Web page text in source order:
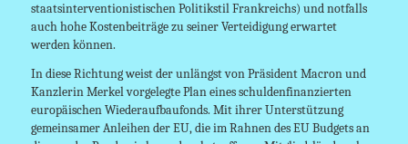
staatsinterventionistischen Politikstil Frankreichs) und notfalls
auch hohe Kostenbeiträge zu seiner Verteidigung erwartet
werden können.
In diese Richtung weist der unlängst von Präsident Macron und
Kanzlerin Merkel vorgelegte Plan eines schuldenfinanzierten
europäischen Wiederaufbaufonds. Mit ihrer Unterstützung
gemeinsamer Anleihen der EU, die im Rahnen des EU Budgets an